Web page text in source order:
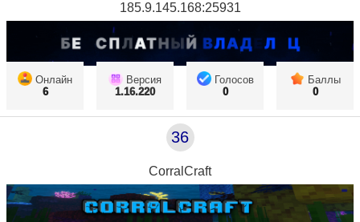
185.9.145.168:25931
Онлайн
6
Версия
1.16.220
Голосов
0
Баллы
0
36
CorralCraft